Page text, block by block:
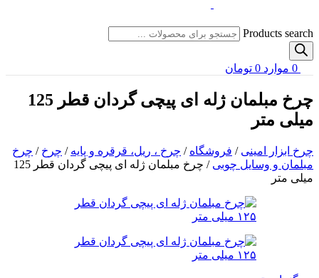
Products search
0 موارد 0 تومان
چرخ مبلمان ژله ای پیچی گردان قطر 125
میلی متر
چرخ ابزار امینی / فروشگاه / چرخ ، ریل، قرقره و پایه / چرخ / چرخ
مبلمان و وسایل چوبی /
چرخ مبلمان ژله ای پیچی گردان قطر 125
میلی متر